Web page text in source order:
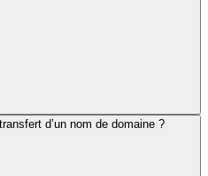
d’un nom de domaine ?